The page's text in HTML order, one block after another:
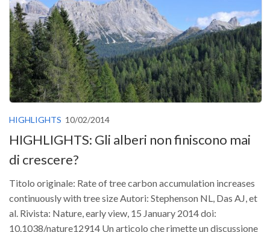
Versamento Quote di Iscrizione
Gruppi di Lavoro
Lista dei Gruppi di Lavoro SISEF
GdL Inquinamento e Foreste
GdL Terpeni in Ecologia
GdL Ecologia del Suolo
GdL Pianificazione Forestale
HIGHLIGHTS 10/02/2014
HIGHLIGHTS: Gli alberi non finiscono mai
di crescere?
Titolo originale: Rate of tree carbon accumulation increases
continuously with tree size Autori: Stephenson NL, Das AJ, et
al. Rivista: Nature, early view, 15 January 2014 doi:
10.1038/nature12914 Un articolo che rimette un discussione